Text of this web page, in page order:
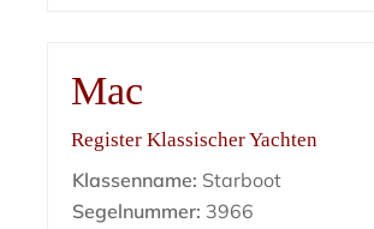
Mac
Register Klassischer Yachten
Klassenname: Starboot
Segelnummer: 3966